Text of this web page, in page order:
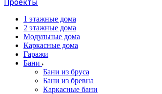
Проекты
1 этажные дома
2 этажные дома
Модульные дома
Каркасные дома
Гаражи
Бани
Бани из бруса
Бани из бревна
Каркасные бани